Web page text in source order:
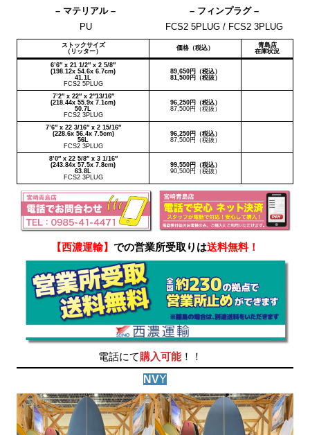
– マテリアル –
PU
– フィンプラグ –
FCS2 5PLUG / FCS2 3PLUG
ストックサイズ
（リッター）
価格（税込）
青島店
在庫状況
6’6″ x 21 1/2″ x 2 5/8″
(198.12x 54.6x 6.7cm)
41.1L
FCS2 5PLUG
89,650円（税込）
81,500円（税抜）
7’2″ x 22″ x 2″13/16″
(218.44x 55.9x 7.1cm)
50.7L
FCS2 3PLUG
96,250円（税込）
87,500円（税抜）
7’6″ x 22 3/16″ x 2 15/16″
(228.6x 56.4x 7.5cm)
56L
FCS2 3PLUG
96,250円（税込）
87,500円（税抜）
8’0″ x 22 5/8″ x 3 1/16″
(243.84x 57.5x 7.8cm)
63.8L
FCS2 3PLUG
99,550円（税込）
90,500円（税抜）
【西濃運輸】 での営業所受取りは送料無料！
電話にて購入可能！！
NVY